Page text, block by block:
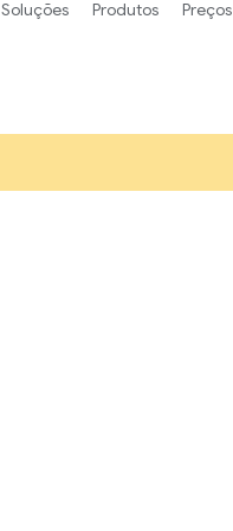
Soluções Produtos Preços